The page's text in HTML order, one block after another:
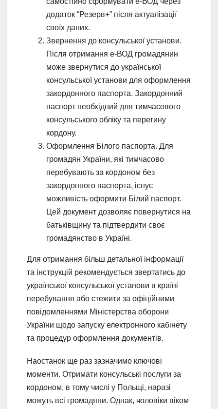
додаток “Резерв+” після актуалізації
своїх даних.
Звернення до консульської установи.
Після отримання е-ВОД громадянин
може звернутися до української
консульської установи для оформлення
закордонного паспорта. Закордонний
паспорт необхідний для тимчасового
консульського обліку та перетину
кордону.
Оформлення Білого паспорта. Для
громадян України, які тимчасово
перебувають за кордоном без
закордонного паспорта, існує
можливість оформити Білий паспорт.
Цей документ дозволяє повернутися на
батьківщину та підтвердити своє
громадянство в Україні.
Для отримання більш детальної інформації
та інструкцій рекомендується звертатись до
української консульської установи в країні
перебування або стежити за офіційними
повідомленнями Міністерства оборони
України щодо запуску електронного кабінету
та процедур оформлення документів.
Наостанок ще раз зазначимо ключові
моменти. Отримати консульські послуги за
кордоном, в тому числі у Польщі, наразі
можуть всі громадяни. Однак, чоловіки віком